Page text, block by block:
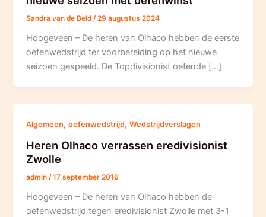
Sandra van de Beld/29 augustus 2024
Hoogeveen – De heren van Olhaco hebben de eerste
oefenwedstrijd ter voorbereiding op het nieuwe
seizoen gespeeld. De Topdivisionist oefende […]
Algemeen,oefenwedstrijd,Wedstrijdverslagen
Heren Olhaco verrassen eredivisionist
Zwolle
admin /17 september 2016
Hoogeveen – De heren van Olhaco hebben de
oefenwedstrijd tegen eredivisionist Zwolle met 3-1